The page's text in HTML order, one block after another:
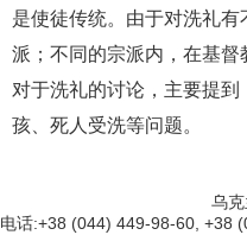
是使徒传统。由于对洗礼
派；不同的宗派内，在基督
对于洗礼的讨论，主要提
孩、死人受洗等问题。
乌
电话:+38 (044) 449-98-60, +38